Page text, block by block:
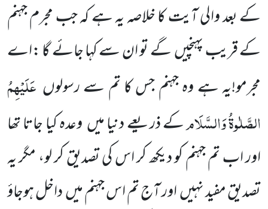
کے بعد والی آیت کا خلاصہ یہ ہے کہ جب مجرم جہنم
کے قریب پہنچیںگےتو ان سے کہا جائے گا :اے
مجرمو!یہ ہے وہ جہنم جس کا تم سے رسولوں عَلَیْہِمُ
الصَّلٰوۃُ وَالسَّلَامکے ذریعے دنیا میںوعدہ کیا جاتا تھا
اور اب تم جہنم کو دیکھ کر اس کی تصدیق کر لو، مگر یہ
تصدیق مفید نہیںاور آج تم اس جہنم میںداخل ہوجاؤ